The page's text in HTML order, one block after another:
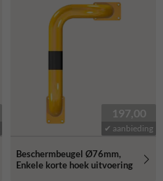
197,00
✔ aanbieding
Beschermbeugel Ø76mm,
Enkele korte hoek uitvoering